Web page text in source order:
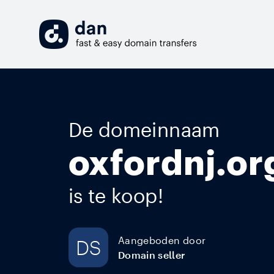
De domeinnaam
is te koop!
DS
Aangeboden door
Domain seller